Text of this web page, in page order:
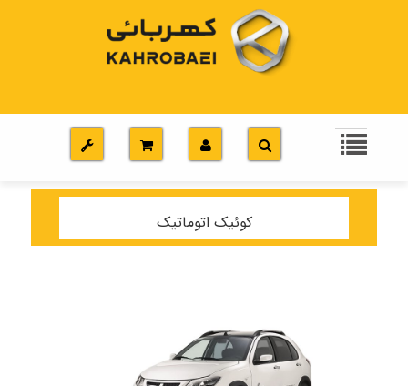
کوئیک اتوماتیک